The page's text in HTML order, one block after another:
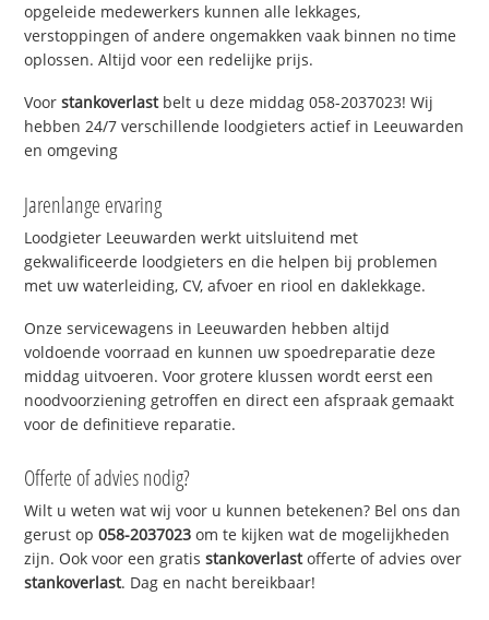
opgeleide medewerkers kunnen alle lekkages,
verstoppingen of andere ongemakken vaak binnen no time
oplossen. Altijd voor een redelijke prijs.
Voorstankoverlastbelt u deze middag 058-2037023! Wij
hebben 24/7 verschillende loodgieters actief in Leeuwarden
en omgeving
Jarenlange ervaring
Loodgieter Leeuwarden werkt uitsluitend met
gekwalificeerde loodgieters en die helpen bij problemen
met uw waterleiding, CV, afvoer en riool en daklekkage.
Onze servicewagens in Leeuwarden hebben altijd
voldoende voorraad en kunnen uw spoedreparatie deze
middag uitvoeren. Voor grotere klussen wordt eerst een
noodvoorziening getroffen en direct een afspraak gemaakt
voor de definitieve reparatie.
Offerte of advies nodig?
Wilt u weten wat wij voor u kunnen betekenen? Bel ons dan
gerust op058-2037023 om te kijken wat de mogelijkheden
zijn. Ook voor een gratisstankoverlastofferte of advies over
stankoverlast. Dag en nacht bereikbaar!